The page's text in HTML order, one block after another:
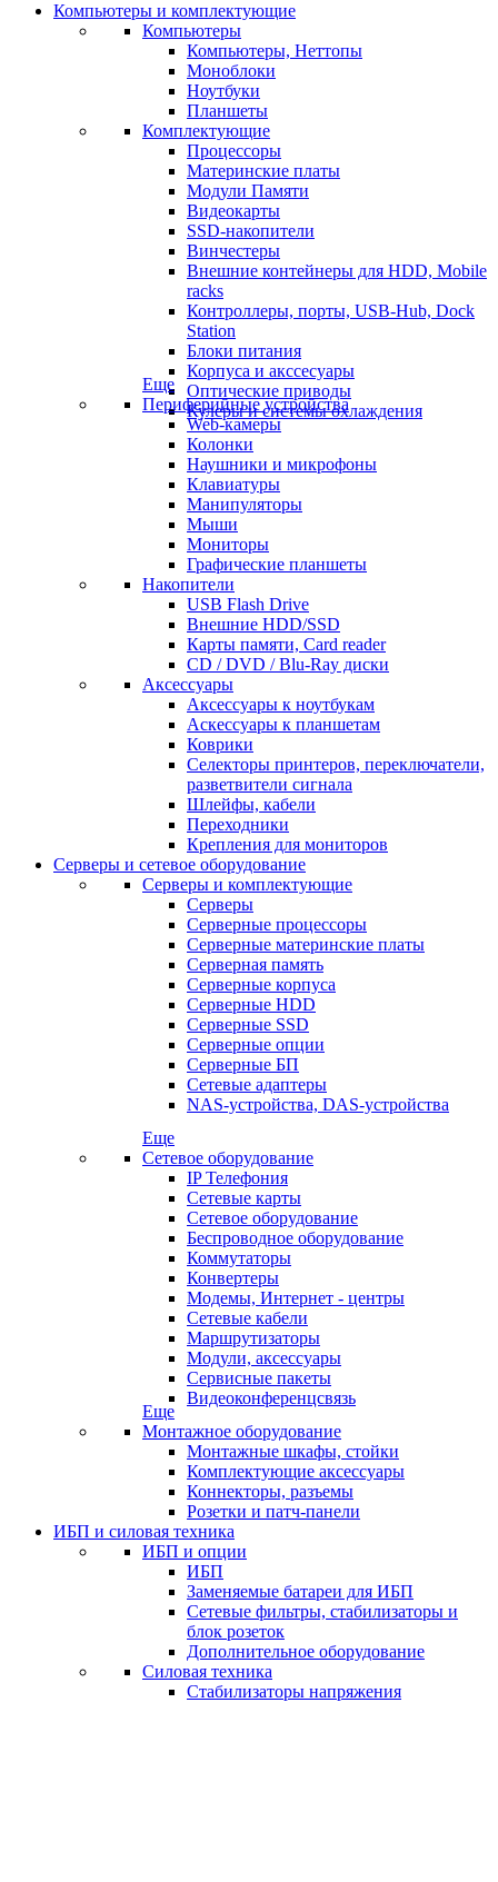
Компьютеры и комплектующие
Компьютеры
Компьютеры, Неттопы
Моноблоки
Ноутбуки
Планшеты
Комплектующие
Процессоры
Материнские платы
Модули Памяти
Видеокарты
SSD-накопители
Винчестеры
Внешние контейнеры для HDD, Mobile
racks
Контроллеры, порты, USB-Hub, Dock
Station
Блоки питания
Корпуса и акссесуары
Оптические приводы
Кулеры и системы охлаждения
Еще
Периферийные устройства
Web-камеры
Колонки
Наушники и микрофоны
Клавиатуры
Манипуляторы
Мыши
Мониторы
Графические планшеты
Накопители
USB Flash Drive
Внешние HDD/SSD
Карты памяти, Card reader
CD / DVD / Blu-Ray диски
Аксессуары
Аксессуары к ноутбукам
Аскессуары к планшетам
Коврики
Селекторы принтеров, переключатели,
разветвители сигнала
Шлейфы, кабели
Переходники
Крепления для мониторов
Серверы и сетевое оборудование
Серверы и комплектующие
Серверы
Серверные процессоры
Серверные материнские платы
Серверная память
Серверные корпуса
Серверные HDD
Серверные SSD
Серверные опции
Серверные БП
Сетевые адаптеры
NAS-устройства, DAS-устройства
Еще
Сетевое оборудование
IP Телефония
Сетевые карты
Сетевое оборудование
Беспроводное оборудование
Коммутаторы
Конвертеры
Модемы, Интернет - центры
Сетевые кабели
Маршрутизаторы
Модули, аксессуары
Сервисные пакеты
Видеоконференцсвязь
Еще
Монтажное оборудование
Монтажные шкафы, стойки
Комплектующие аксессуары
Коннекторы, разъемы
Розетки и патч-панели
ИБП и силовая техника
ИБП и опции
ИБП
Заменяемые батареи для ИБП
Сетевые фильтры, стабилизаторы и
блок розеток
Дополнительное оборудование
Силовая техника
Стабилизаторы напряжения